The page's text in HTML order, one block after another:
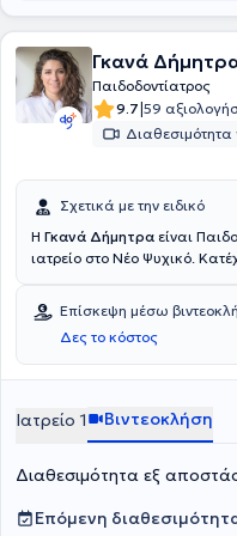
Γκανά
Παιδοδοντίατρος
9.7|59
Διαθεσιμότητα
Σχετικά με την ειδικό
Η Γκανά Δήμητρα είναι
ιατρείο στο Νέο Ψυχικό.
προσθετική, επανορθωτική,
ορθοδοντική, παιδοδοντία
του ιατρείου είναι πλήρως
φιλόξενος τόσο για τους
Επίσκεψη μέσω
Δες το κόστος
Ιατρείο 1 Βιντεοκλήση
Διαθεσιμότητα εξ
Επόμενη